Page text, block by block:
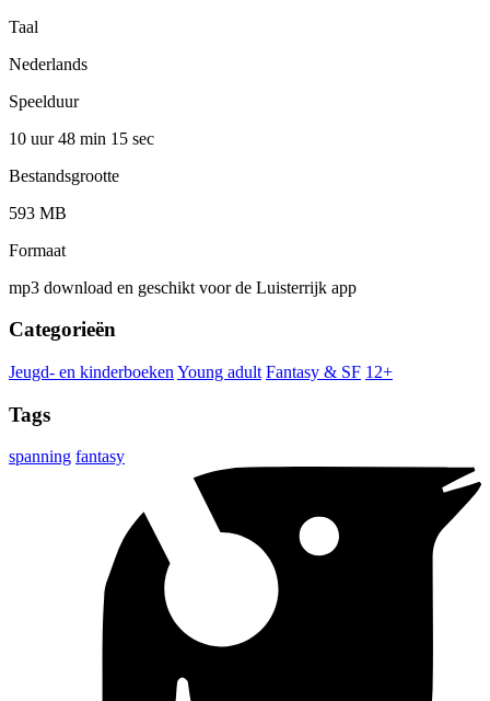
Taal
Nederlands
Speelduur
10 uur 48 min 15 sec
Bestandsgrootte
593 MB
Formaat
mp3 download en geschikt voor de Luisterrijk app
Categorieën
Jeugd- en kinderboeken Young adult Fantasy & SF 12+
Tags
spanning fantasy